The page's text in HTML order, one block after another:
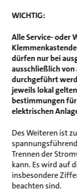
WICHTIG:
Alle Service- oder
dürfen nur bei
ausschließlich
durchgeführt
jeweils lokal
bestimmungen
elektrischen
Des Weiteren ist
Trennen der
kann. Es wird auf
insbesondere
beachten sind.